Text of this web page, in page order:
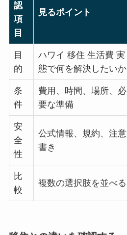
認
項
目
見るポイント
目
的
ハワイ 移住 生活費 実
態で何を解決したいか
条
件
費用、時間、場所、必
要な準備
安
全
性
公式情報、規約、注意
書き
比
較
複数の選択肢を並べる